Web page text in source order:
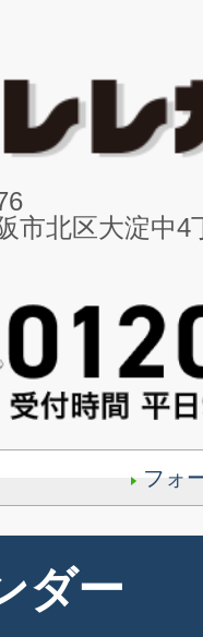
市北区大淀中4
フォ
ダー